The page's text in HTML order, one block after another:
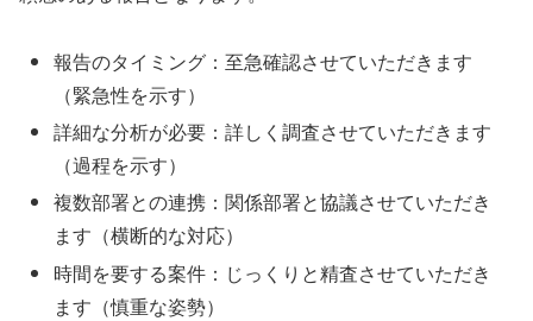
報告のタイミング：至急確認させていただきます
（緊急性を示す）
詳細な分析が必要：詳しく調査させていただきます
（過程を示す）
複数部署との連携：関係部署と協議させていただき
ます（横断的な対応）
時間を要する案件：じっくりと精査させていただき
ます（慎重な姿勢）